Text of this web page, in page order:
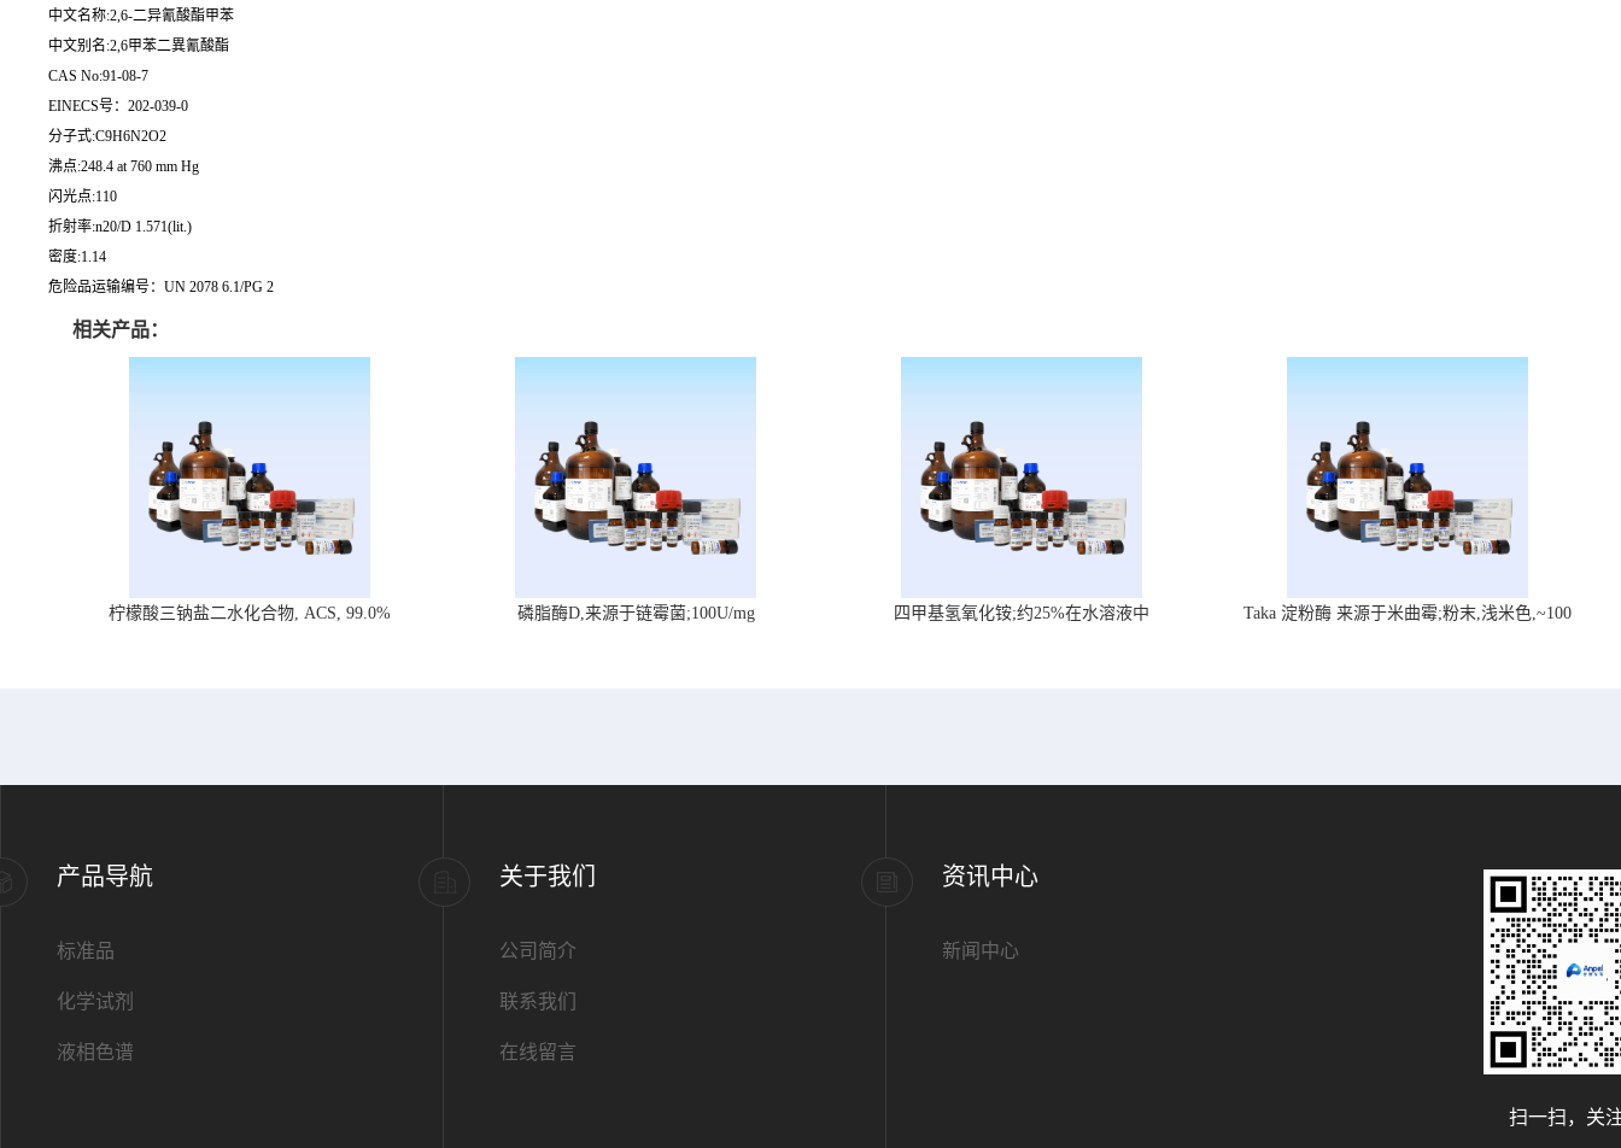
中文名称:2,6-二异氰酸酯甲苯
中文别名:2,6甲苯二異氰酸酯
CAS No:91-08-7
EINECS号：202-039-0
分子式:C9H6N2O2
沸点:248.4 at 760 mm Hg
闪光点:110
折射率:n20/D 1.571(lit.)
密度:1.14
危险品运输编号：UN 2078 6.1/PG 2
相关产品：
柠檬酸三钠盐二水化合物, ACS, 99.0% 磷脂酶D,来源于链霉菌;100U/mg 四甲基氢氧化铵;约25%在水溶液中
Taka 淀粉酶 来源于米曲霉;粉末,浅米色,~100
产品导航
标准品
化学试剂
液相色谱
关于我们
公司简介
联系我们
在线留言
资讯中心
新闻中心
扫一扫，关